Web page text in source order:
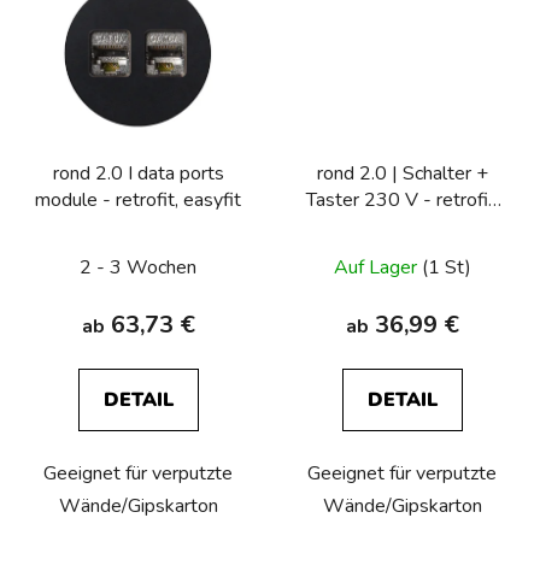
rond 2.0 I data ports
module - retrofit, easyfit
2 - 3 Wochen
ab 63,73 €
DETAIL
Geeignet für verputzte
Wände/Gipskarton
rond 2.0 | Schalter +
Taster 230 V - retrofit,
Auf Lager (1 St)
ab 36,99 €
DETAIL
Geeignet für verputzte
Wände/Gipskarton